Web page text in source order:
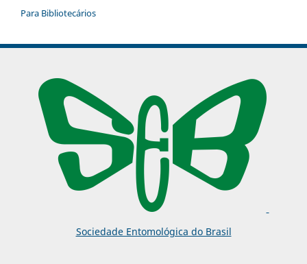
Para Bibliotecários
Sociedade Entomológica do Brasil